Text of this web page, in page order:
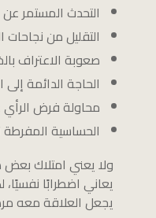
التحدث المستمر
التقليل من نجاحات
صعوبة الاعتراف
الحاجة الدائمة
محاولة فرض الرأي
الحساسية المفرطة
ولا يعني امتلاك
يعاني اضطرابًا
يجعل العلاقة معه